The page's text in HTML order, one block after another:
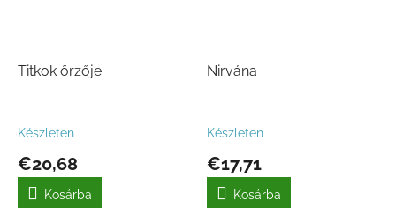
Titkok őrzője
Készleten
€20,68
Kosárba
Nirvána
Készleten
€17,71
Kosárba